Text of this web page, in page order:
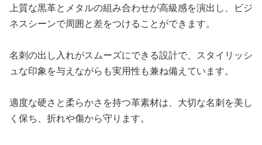
上質な黒革とメタルの組み合わせが高級感を演出し、ビジ
ネスシーンで周囲と差をつけることができます。
名刺の出し入れがスムーズにできる設計で、スタイリッシ
ュな印象を与えながらも実用性も兼ね備えています。
適度な硬さと柔らかさを持つ革素材は、大切な名刺を美し
く保ち、折れや傷から守ります。